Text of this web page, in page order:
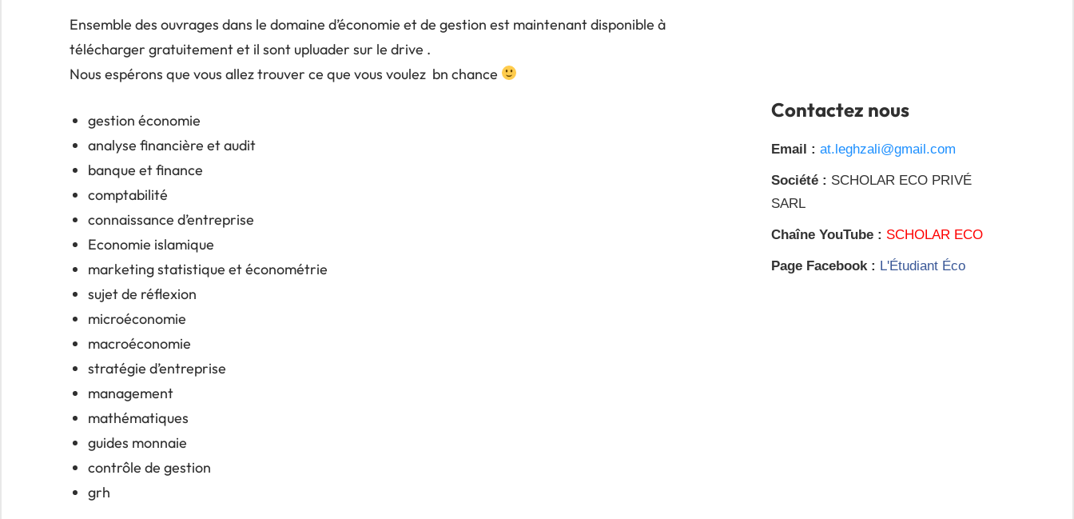
Ensemble des ouvrages dans le domaine d’économie et de gestion est maintenant disponible à
télécharger gratuitement et il sont upluader sur le drive .
Nous espérons que vous allez trouver ce que vous voulez bn chance
gestion économie
analyse financière et audit
banque et finance
comptabilité
connaissance d’entreprise
Economie islamique
marketing statistique et économétrie
sujet de réflexion
microéconomie
macroéconomie
stratégie d’entreprise
management
mathématiques
guides monnaie
contrôle de gestion
grh
Contactez nous
Email : at.leghzali@gmail.com
Société : SCHOLAR ECO PRIVÉ
SARL
Chaîne YouTube : SCHOLAR ECO
Page Facebook : L'Étudiant Éco